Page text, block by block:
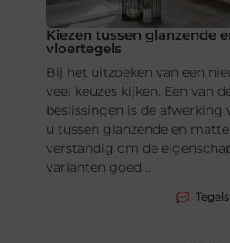
Kiezen tussen glanzende
vloertegels
Bij het uitzoeken van een
veel keuzes kijken. Een van
beslissingen is de afwerking
u tussen glanzende en
verstandig om de
varianten goed ...
Tegels